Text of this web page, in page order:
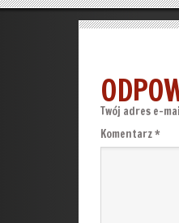
Twój adres e-
Komentarz*